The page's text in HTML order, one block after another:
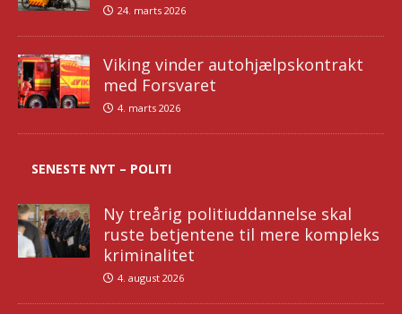
24. marts 2026
Viking vinder autohjælpskontrakt
med Forsvaret
4. marts 2026
SENESTE NYT – POLITI
Ny treårig politiuddannelse skal
ruste betjentene til mere kompleks
kriminalitet
4. august 2026